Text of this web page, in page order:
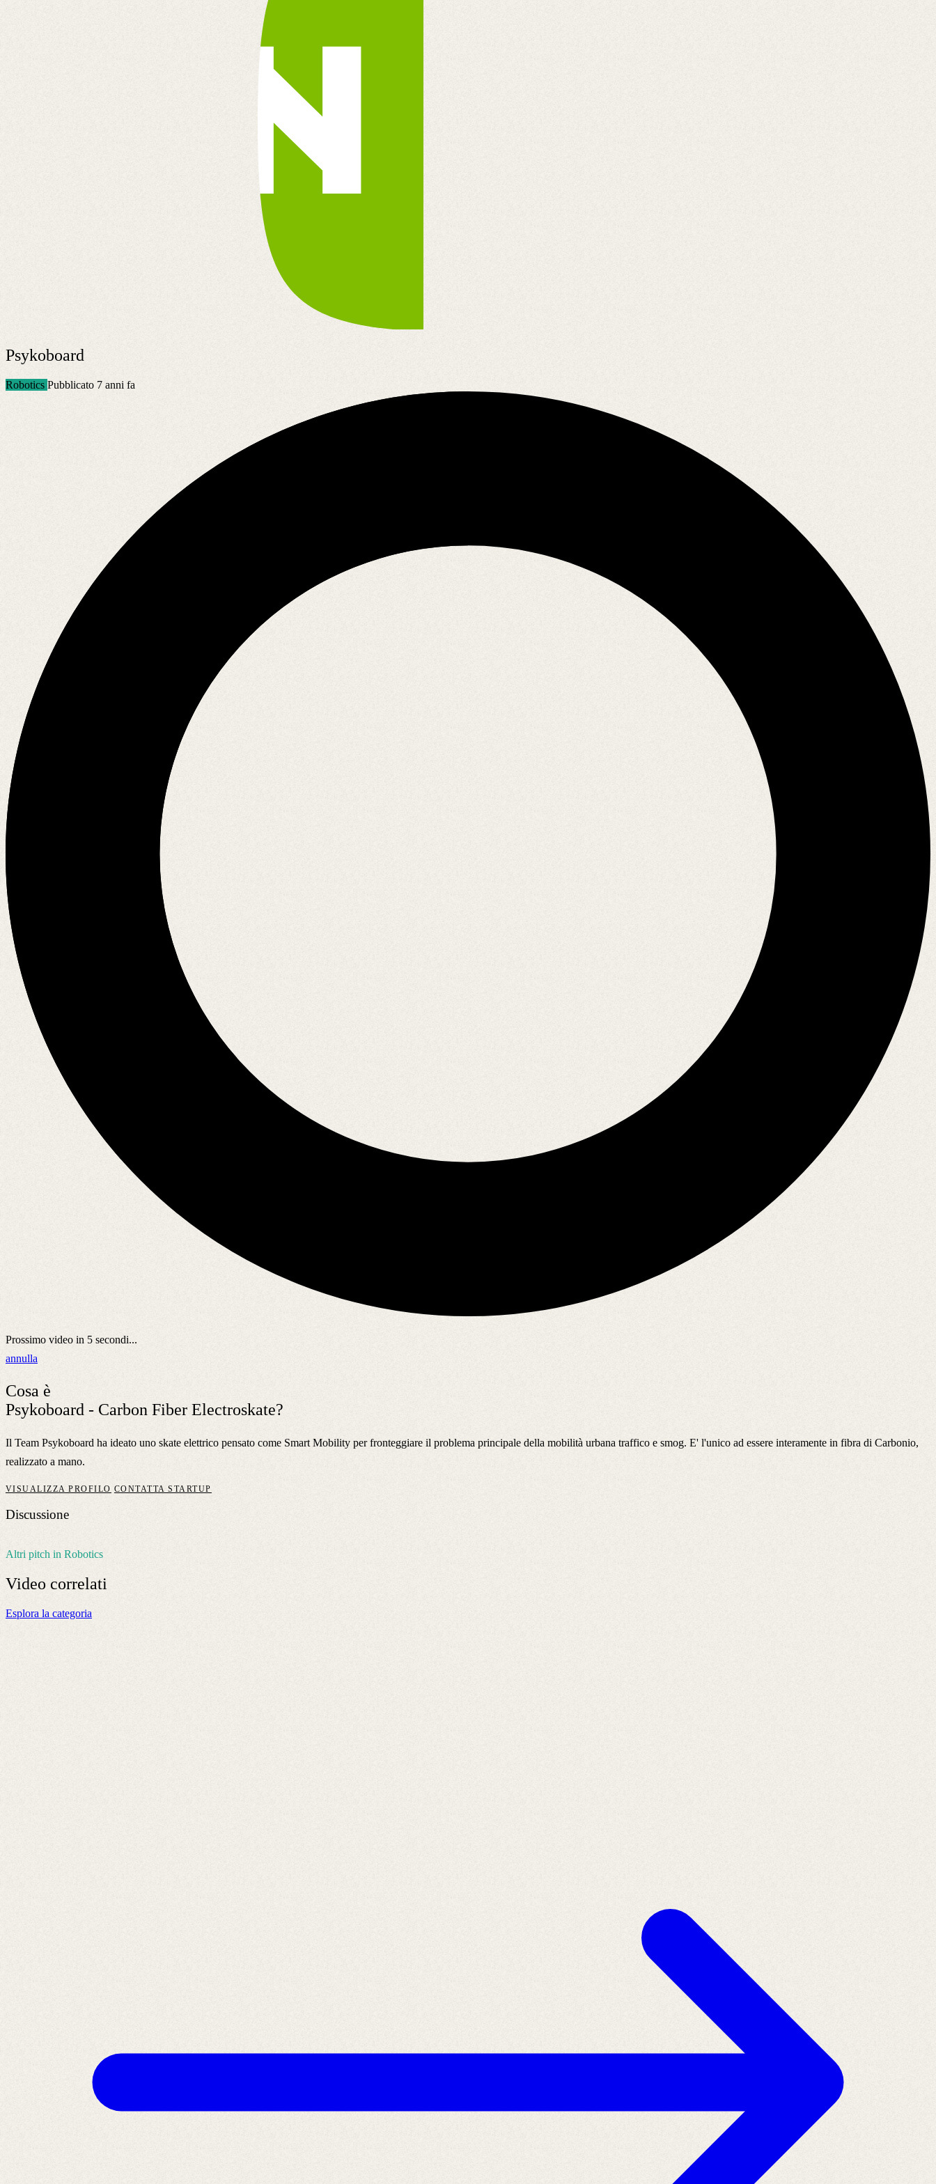
Psykoboard
Robotics Pubblicato 7 anni fa
Prossimo video in 5 secondi...
annulla
Cosa è
Psykoboard - Carbon Fiber Electroskate?
Il Team Psykoboard ha ideato uno skate elettrico pensato come Smart Mobility per fronteggiare il problema principale della mobilità urbana traffico e smog. E' l'unico ad essere interamente in fibra di Carbonio,
realizzato a mano.
VISUALIZZA PROFILO CONTATTA STARTUP
Discussione
Altri pitch in Robotics
Video correlati
Esplora la categoria